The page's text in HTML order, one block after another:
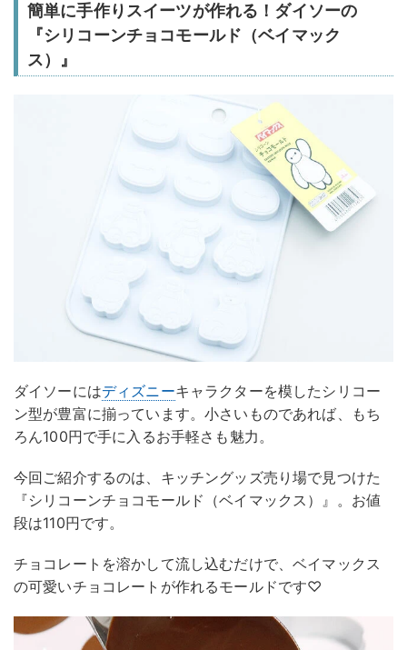
簡単に手作りスイーツが作れる！ダイソーの
『シリコーンチョコモールド（ベイマック
ス）』
ダイソーにはディズニーキャラクターを模したシリコー
ン型が豊富に揃っています。小さいものであれば、もち
ろん100円で手に入るお手軽さも魅力。
今回ご紹介するのは、キッチングッズ売り場で見つけた
『シリコーンチョコモールド（ベイマックス）』。お値
段は110円です。
チョコレートを溶かして流し込むだけで、ベイマックス
の可愛いチョコレートが作れるモールドです♡